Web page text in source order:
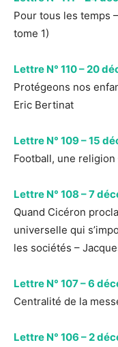
Pour tous les temps
tome 1)
Lettre N° 110 – 20
Protégeons nos
Eric Bertinat
Lettre N° 109 – 15
Football, une
Lettre N° 108 – 7
Quand Cicéron
universelle qui
les sociétés –
Lettre N° 107 – 6
Centralité de la
Lettre N° 106 – 2